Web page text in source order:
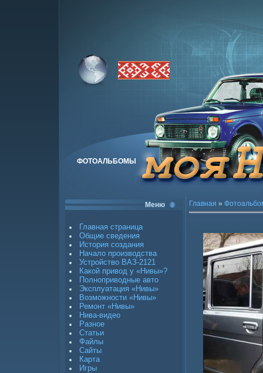
ФОТОАЛЬБОМЫ
Меню
Главная страница
Общие сведения
История создания
Начало производства
Устройство ВАЗ-2121
Какой привод у «Нивы»?
Полноприводные авто
Эксплуатация «Нивы»
Возможности «Нивы»
Ремонт «Нивы»
Нива-видео
Разное
Статьи
Файлы
Сайты
Карта
Игры
Главная »